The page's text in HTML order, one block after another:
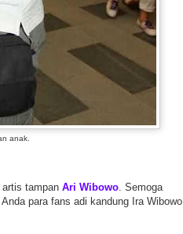
anak.
artis tampan Ari Wibowo. Semoga
para fans adi kandung Ira Wibowo